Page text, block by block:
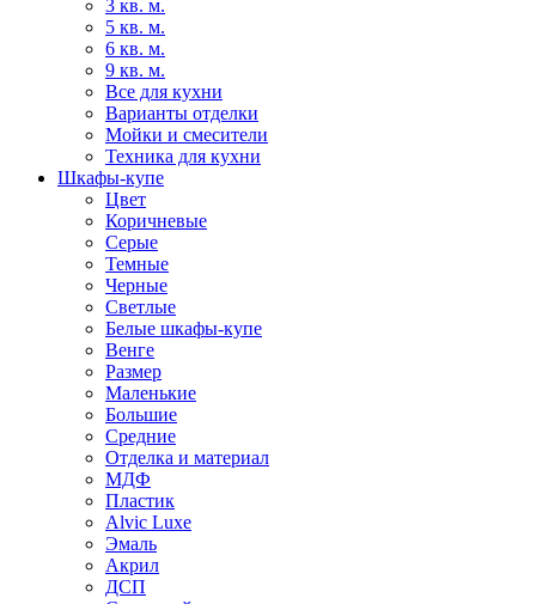
3 кв. м.
5 кв. м.
6 кв. м.
9 кв. м.
Все для кухни
Варианты отделки
Мойки и смесители
Техника для кухни
Шкафы-купе
Цвет
Коричневые
Серые
Темные
Черные
Светлые
Белые шкафы-купе
Венге
Размер
Маленькие
Большие
Средние
Отделка и материал
МДФ
Пластик
Alvic Luxe
Эмаль
Акрил
ДСП